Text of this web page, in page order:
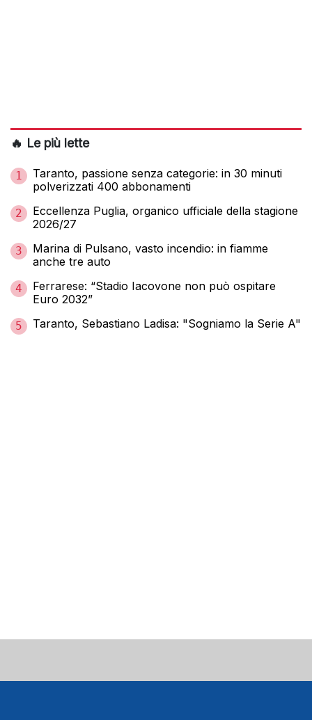
🔥 Le più lette
1
Taranto, passione senza categorie: in 30 minuti
polverizzati 400 abbonamenti
2
Eccellenza Puglia, organico ufficiale della stagione
2026/27
3
Marina di Pulsano, vasto incendio: in fiamme
anche tre auto
4
Ferrarese: “Stadio Iacovone non può ospitare
Euro 2032”
5 Taranto, Sebastiano Ladisa: "Sogniamo la Serie A"